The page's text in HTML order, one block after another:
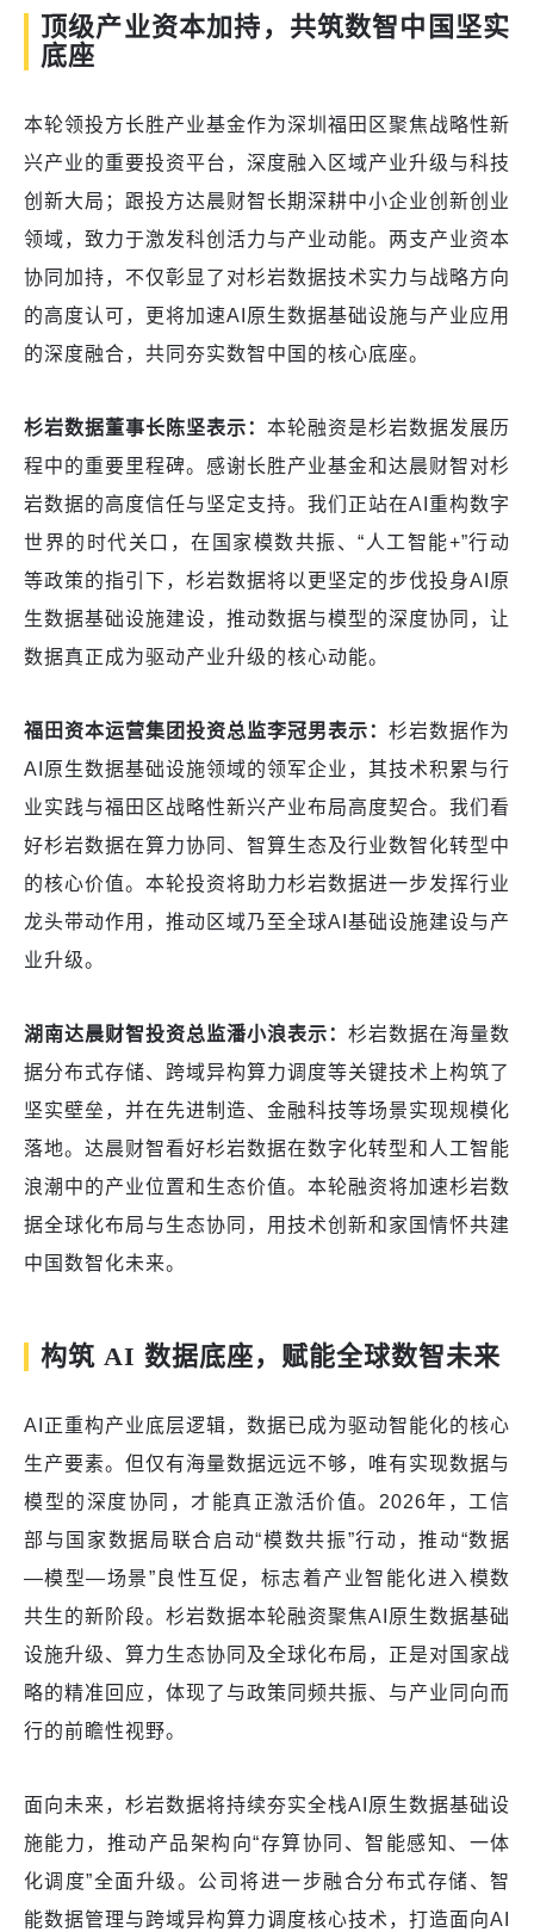
顶级产业资本加持，共筑数智中国坚实
底座
本轮领投方长胜产业基金作为深圳福田区聚焦战略性新
兴产业的重要投资平台，深度融入区域产业升级与科技
创新大局；跟投方达晨财智长期深耕中小企业创新创业
领域，致力于激发科创活力与产业动能。两支产业资本
协同加持，不仅彰显了对杉岩数据技术实力与战略方向
的高度认可，更将加速AI原生数据基础设施与产业应用
的深度融合，共同夯实数智中国的核心底座。
杉岩数据董事长陈坚表示： 本轮融资是杉岩数据发展历
程中的重要里程碑。感谢长胜产业基金和达晨财智对杉
岩数据的高度信任与坚定支持。我们正站在AI重构数字
世界的时代关口，在国家模数共振、“人工智能+”行动
等政策的指引下，杉岩数据将以更坚定的步伐投身AI原
生数据基础设施建设，推动数据与模型的深度协同，让
数据真正成为驱动产业升级的核心动能。
福田资本运营集团投资总监李冠男表示： 杉岩数据作为
AI原生数据基础设施领域的领军企业，其技术积累与行
业实践与福田区战略性新兴产业布局高度契合。我们看
好杉岩数据在算力协同、智算生态及行业数智化转型中
的核心价值。本轮投资将助力杉岩数据进一步发挥行业
龙头带动作用，推动区域乃至全球AI基础设施建设与产
业升级。
湖南达晨财智投资总监潘小浪表示： 杉岩数据在海量数
据分布式存储、跨域异构算力调度等关键技术上构筑了
坚实壁垒，并在先进制造、金融科技等场景实现规模化
落地。达晨财智看好杉岩数据在数字化转型和人工智能
浪潮中的产业位置和生态价值。本轮融资将加速杉岩数
据全球化布局与生态协同，用技术创新和家国情怀共建
中国数智化未来。
构筑 AI 数据底座，赋能全球数智未来
AI正重构产业底层逻辑，数据已成为驱动智能化的核心
生产要素。但仅有海量数据远远不够，唯有实现数据与
模型的深度协同，才能真正激活价值。2026年，工信
部与国家数据局联合启动“模数共振”行动，推动“数据
—模型—场景”良性互促，标志着产业智能化进入模数
共生的新阶段。杉岩数据本轮融资聚焦AI原生数据基础
设施升级、算力生态协同及全球化布局，正是对国家战
略的精准回应，体现了与政策同频共振、与产业同向而
行的前瞻性视野。
面向未来，杉岩数据将持续夯实全栈AI原生数据基础设
施能力，推动产品架构向“存算协同、智能感知、一体
化调度”全面升级。公司将进一步融合分布式存储、智
能数据管理与跨域异构算力调度核心技术，打造面向AI